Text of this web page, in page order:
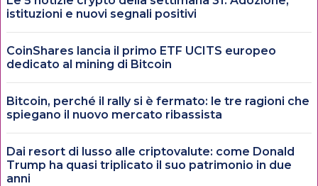
istituzioni e nuovi segnali positivi
CoinShares lancia il primo ETF UCITS europeo
dedicato al mining di Bitcoin
Bitcoin, perché il rally si è fermato: le tre ragioni che
spiegano il nuovo mercato ribassista
Dai resort di lusso alle criptovalute: come Donald
Trump ha quasi triplicato il suo patrimonio in due
anni